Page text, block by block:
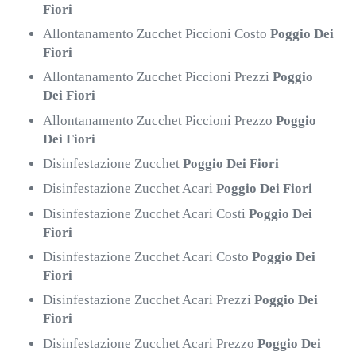
Fiori
Allontanamento Zucchet Piccioni CostoPoggio Dei
Fiori
Allontanamento Zucchet Piccioni PrezziPoggio
Dei Fiori
Allontanamento Zucchet Piccioni PrezzoPoggio
Dei Fiori
Disinfestazione ZucchetPoggio Dei Fiori
Disinfestazione Zucchet AcariPoggio Dei Fiori
Disinfestazione Zucchet Acari CostiPoggio Dei
Fiori
Disinfestazione Zucchet Acari CostoPoggio Dei
Fiori
Disinfestazione Zucchet Acari PrezziPoggio Dei
Fiori
Disinfestazione Zucchet Acari PrezzoPoggio Dei